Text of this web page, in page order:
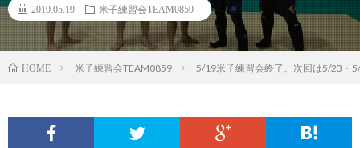
2019.05.19 米子練習会TEAM0859
HOME 米子練習会TEAM0859 5/19米子練習会終了。次回は5/23・